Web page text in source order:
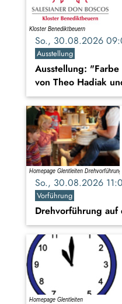
So., 30.08.2026
Ausstellung
Ausstellung:
von Theo Hadiak
So., 30.08.2026
Vorführung
Drehvorführung